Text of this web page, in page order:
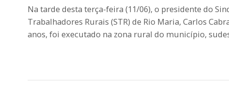
Na tarde desta terça-feira (11/06), o presidente do
Trabalhadores Rurais (STR) de Rio Maria, Carlos
anos, foi executado na zona rural do município,